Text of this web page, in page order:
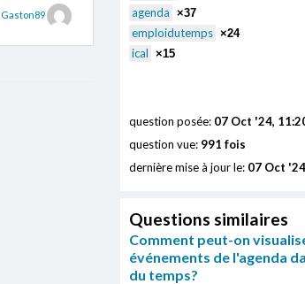
Gaston89 agenda ×37
emploidutemps ×24
ical ×15
question posée: 07 Oct '24,
question vue: 991 fois
dernière mise à jour le: 07 Oct
Questions similaires
Comment peut-on
événements de l'agenda
du temps?